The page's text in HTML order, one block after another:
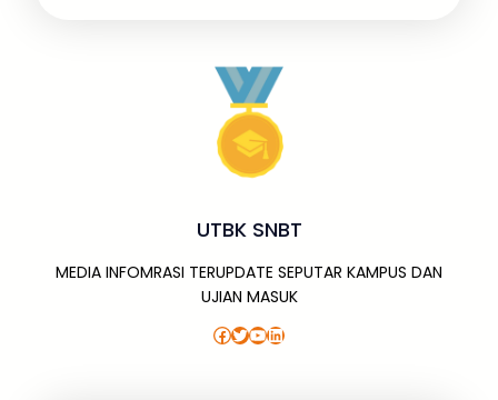
UTBK SNBT
MEDIA INFOMRASI TERUPDATE SEPUTAR KAMPUS DAN
UJIAN MASUK
Facebook Twitter YouTube LinkedIn